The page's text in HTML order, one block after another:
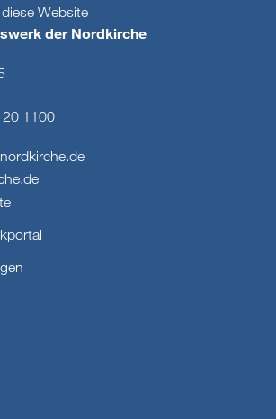
Website
der Nordkirche
20 1100
nordkirche de
.de